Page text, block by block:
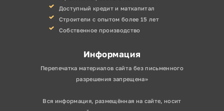
Доступный кредит и маткапитал
Строители с опытом более 15 лет
Собственное производство
Информация
Перепечатка материалов сайта без письменного
разрешения запрещена»
Вся информация, размещённая на сайте, носит